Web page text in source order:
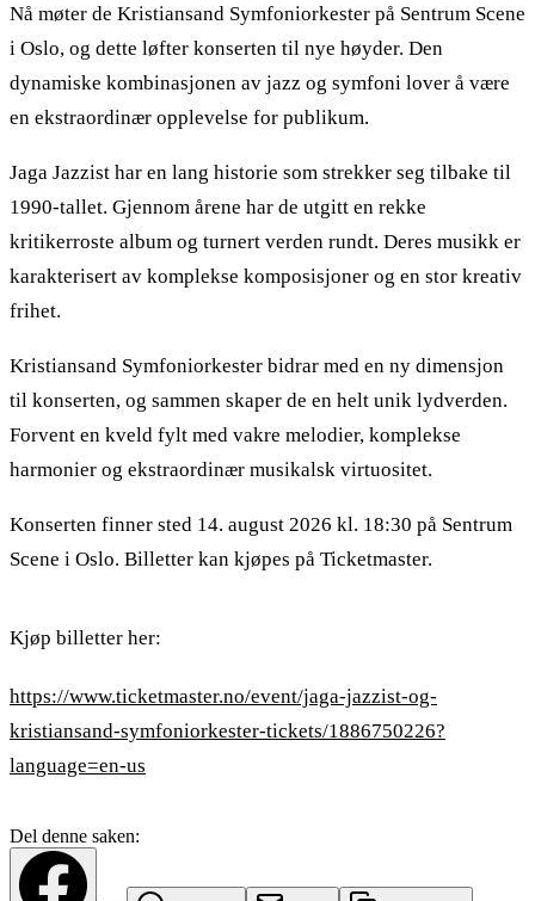
Nå møter de Kristiansand Symfoniorkester på Sentrum Scene
i Oslo, og dette løfter konserten til nye høyder. Den
dynamiske kombinasjonen av jazz og symfoni lover å være
en ekstraordinær opplevelse for publikum.
Jaga Jazzist har en lang historie som strekker seg tilbake til
1990-tallet. Gjennom årene har de utgitt en rekke
kritikerroste album og turnert verden rundt. Deres musikk er
karakterisert av komplekse komposisjoner og en stor kreativ
frihet.
Kristiansand Symfoniorkester bidrar med en ny dimensjon
til konserten, og sammen skaper de en helt unik lydverden.
Forvent en kveld fylt med vakre melodier, komplekse
harmonier og ekstraordinær musikalsk virtuositet.
Konserten finner sted 14. august 2026 kl. 18:30 på Sentrum
Scene i Oslo. Billetter kan kjøpes på Ticketmaster.
Kjøp billetter her:
https://www.ticketmaster.no/event/jaga-jazzist-og-
kristiansand-symfoniorkester-tickets/1886750226?
language=en-us
Del denne saken: